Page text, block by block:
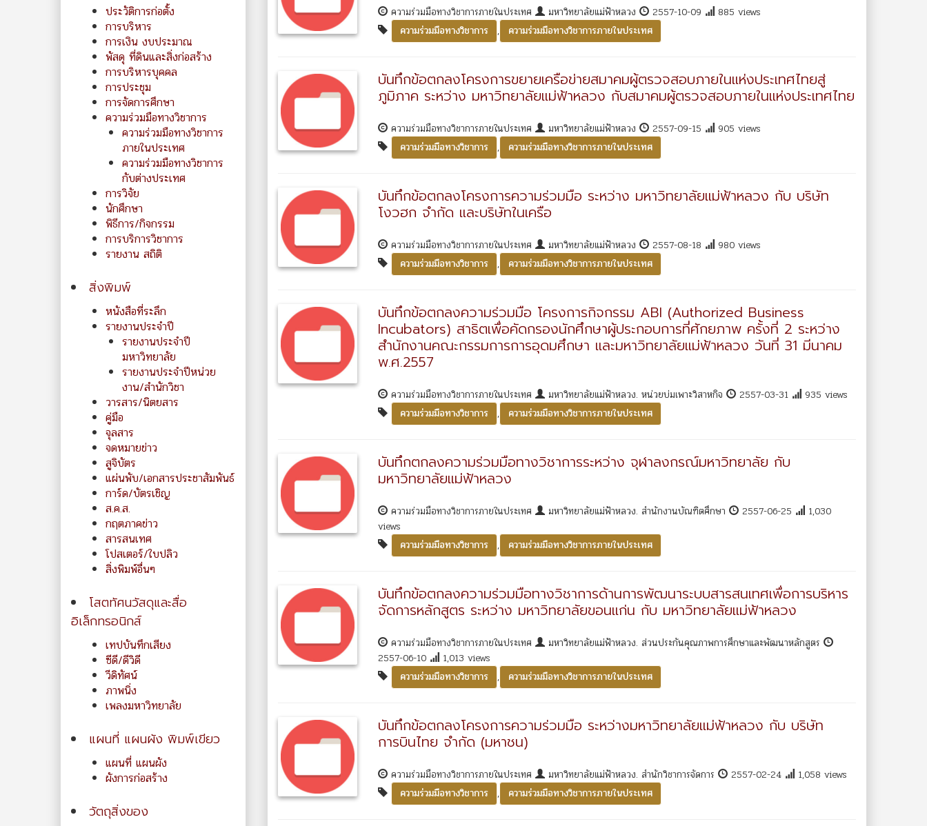
ประวัติการก่อตั้ง
การบริหาร
การเงิน งบประมาณ
พัสดุ ที่ดินและสิ่งก่อสร้าง
การบริหารบุคคล
การประชุม
การจัดการศึกษา
ความร่วมมือทางวิชาการ
ความร่วมมือทางวิชาการ
ภายในประเทศ
ความร่วมมือทางวิชาการ
กับต่างประเทศ
การวิจัย
นักศึกษา
พิธีการ/กิจกรรม
การบริการวิชาการ
รายงาน สถิติ
สิ่งพิมพ์
หนังสือที่ระลึก
รายงานประจำปี
รายงานประจำปี
มหาวิทยาลัย
รายงานประจำปีหน่วย
งาน/สำนักวิชา
วารสาร/นิตยสาร
คู่มือ
จุลสาร
จดหมายข่าว
สูจิบัตร
แผ่นพับ/เอกสารประชาสัมพันธ์
การ์ด/บัตรเชิญ
ส.ค.ส.
กฤตภาคข่าว
สารสนเทศ
โปสเตอร์/ใบปลิว
สิ่งพิมพ์อื่นๆ
โสตทัศนวัสดุและสื่อ
อิเล็กทรอนิกส์
เทปบันทึกเสียง
ซีดี/ดีวิดี
วีดิทัศน์
ภาพนิ่ง
เพลงมหาวิทยาลัย
แผนที่ แผนผัง พิมพ์เขียว
แผนที่ แผนผัง
ผังการก่อสร้าง
วัตถุสิ่งของ
ความร่วมมือทางวิชาการภายในประเทศ มหาวิทยาลัยแม่ฟ้าหลวง 2557-10-09
885 views
ความร่วมมือทางวิชาการ
, ความร่วมมือทางวิชาการภายในประเทศ
บันทึกข้อตกลงโครงการขยายเครือข่ายสมาคมผู้ตรวจสอบภายในแห่งประเทศไทยสู่
ภูมิภาค ระหว่าง มหาวิทยาลัยแม่ฟ้าหลวง กับสมาคมผู้ตรวจสอบภายในแห่งประเทศไทย
ความร่วมมือทางวิชาการภายในประเทศ มหาวิทยาลัยแม่ฟ้าหลวง 2557-09-15
905 views
ความร่วมมือทางวิชาการ
, ความร่วมมือทางวิชาการภายในประเทศ
บันทึกข้อตกลงโครงการความร่วมมือ ระหว่าง มหาวิทยาลัยแม่ฟ้าหลวง กับ บริษัท
โงวฮก จำกัด และบริษัทในเครือ
ความร่วมมือทางวิชาการภายในประเทศ มหาวิทยาลัยแม่ฟ้าหลวง 2557-08-18
980 views
ความร่วมมือทางวิชาการ
, ความร่วมมือทางวิชาการภายในประเทศ
บันทึกข้อตกลงความร่วมมือ โครงการกิจกรรม ABI (Authorized Business
Incubators) สาธิตเพื่อคัดกรองนักศึกษาผู้ประกอบการที่ศักยภาพ ครั้งที่ 2 ระหว่าง
สำนักงานคณะกรรมการการอุดมศึกษา และมหาวิทยาลัยแม่ฟ้าหลวง วันที่ 31 มีนาคม
พ.ศ.2557
ความร่วมมือทางวิชาการภายในประเทศ มหาวิทยาลัยแม่ฟ้าหลวง. หน่วยบ่มเพาะวิสาหกิจ 2557-03-31
935 views
ความร่วมมือทางวิชาการ
, ความร่วมมือทางวิชาการภายในประเทศ
บันทึกตกลงความร่วมมือทางวิชาการระหว่าง จุฬาลงกรณ์มหาวิทยาลัย กับ
มหาวิทยาลัยแม่ฟ้าหลวง
ความร่วมมือทางวิชาการภายในประเทศ มหาวิทยาลัยแม่ฟ้าหลวง. สำนักงานบัณฑิตศึกษา 2557-06-25
1,030
views
ความร่วมมือทางวิชาการ
, ความร่วมมือทางวิชาการภายในประเทศ
บันทึกข้อตกลงความร่วมมือทางวิชาการด้านการพัฒนาระบบสารสนเทศเพื่อการบริหาร
จัดการหลักสูตร ระหว่าง มหาวิทยาลัยขอนแก่น กับ มหาวิทยาลัยแม่ฟ้าหลวง
ความร่วมมือทางวิชาการภายในประเทศ
มหาวิทยาลัยแม่ฟ้าหลวง. ส่วนประกันคุณภาพการศึกษาและพัฒนาหลักสูตร
2557-06-10
1,013 views
ความร่วมมือทางวิชาการ
, ความร่วมมือทางวิชาการภายในประเทศ
บันทึกข้อตกลงโครงการความร่วมมือ ระหว่างมหาวิทยาลัยแม่ฟ้าหลวง กับ บริษัท
การบินไทย จำกัด (มหาชน)
ความร่วมมือทางวิชาการภายในประเทศ มหาวิทยาลัยแม่ฟ้าหลวง. สำนักวิชาการจัดการ 2557-02-24
1,058 views
ความร่วมมือทางวิชาการ
, ความร่วมมือทางวิชาการภายในประเทศ